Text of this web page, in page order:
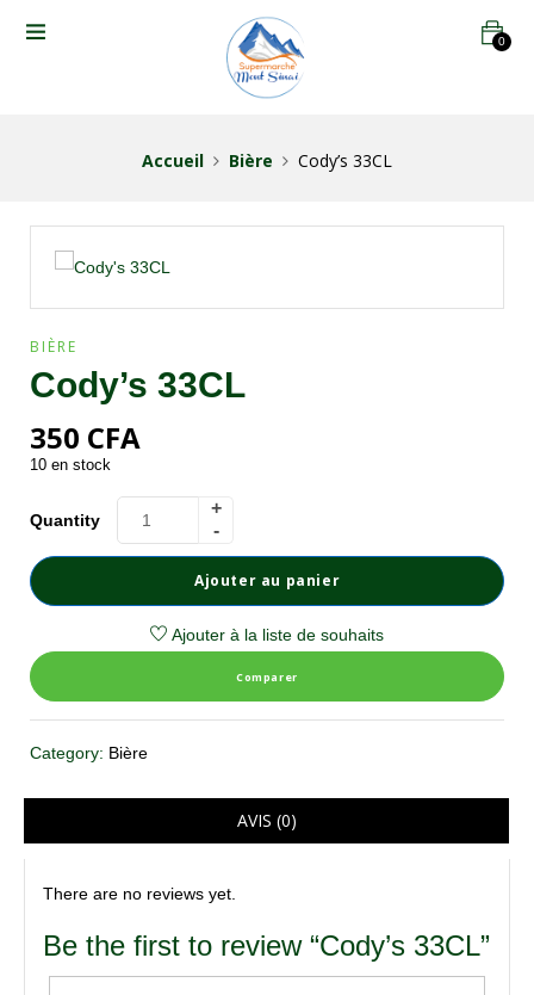
0
Accueil Bière Cody’s 33CL
BIÈRE
Cody’s 33CL
350 CFA
10 en stock
Quantity
Ajouter au panier
Ajouter à la liste de souhaits
Comparer
Category: Bière
AVIS (0)
There are no reviews yet.
Be the first to review “Cody’s 33CL”